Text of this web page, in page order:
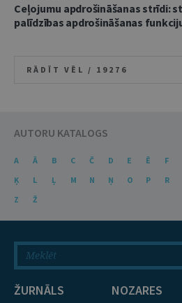
Ceļojumu apdrošināšanas strīdi:
palīdzības apdrošināšanas
RĀDĪT VĒL / 19276
AUTORU KATALOGS
A Ā B C Č D E Ē F
Ķ
L Ļ M N Ņ O P R
Z
Ž
ŽURNĀLS
NOZARES